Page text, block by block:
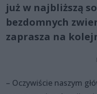
już w najbliższą
bezdomnych
zaprasza na
– Oczywiście naszym